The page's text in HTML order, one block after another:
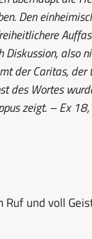
Den
also
der Caritas,
des Wortes
zeigt. – Ex
und voll